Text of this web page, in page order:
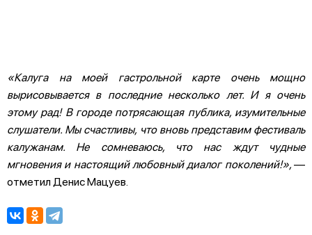
«Калуга на моей гастрольной карте очень мощно
вырисовывается в последние несколько лет. И я очень
этому рад! В городе потрясающая публика, изумительные
слушатели. Мы счастливы, что вновь представим фестиваль
калужанам. Не сомневаюсь, что нас ждут чудные
мгновения и настоящий любовный диалог поколений!»,—
отметил Денис Мацуев.